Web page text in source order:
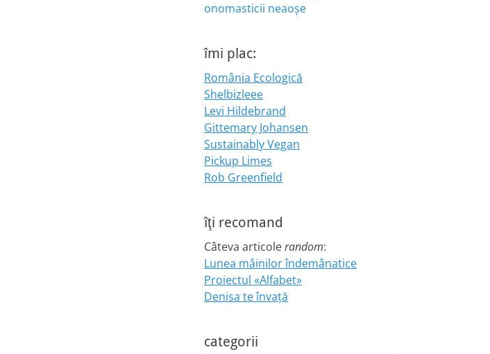
onomasticii neaoșe
îmi plac:
România Ecologică
Shelbizleee
Levi Hildebrand
Gittemary Johansen
Sustainably Vegan
Pickup Limes
Rob Greenfield
îţi recomand
Câteva articolerandom:
Lunea mâinilor îndemânatice
Proiectul «Alfabet»
Denisa te învaţă
categorii